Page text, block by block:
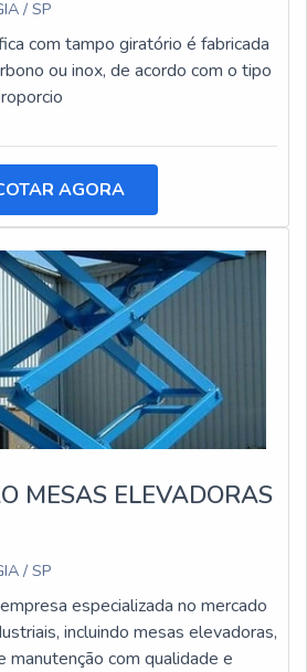
/ SP
com tampo giratório é fabricada
ou inox, de acordo com o tipo
AGORA
MESAS ELEVADORAS
/ SP
especializada no mercado
incluindo mesas elevadoras,
manutenção com qualidade e